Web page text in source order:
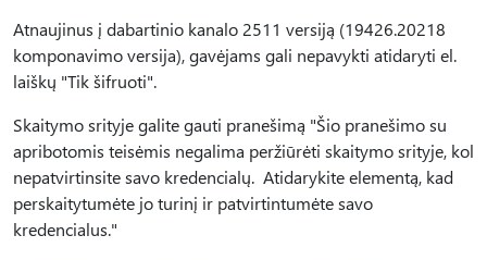
Atnaujinus į dabartinio kanalo 2511 versiją (19426.20218
komponavimo versija), gavėjams gali nepavykti atidaryti el.
laiškų "Tik šifruoti".
Skaitymo srityje galite gauti pranešimą "Šio pranešimo su
apribotomis teisėmis negalima peržiūrėti skaitymo srityje, kol
nepatvirtinsite savo kredencialų. Atidarykite elementą, kad
perskaitytumėte jo turinį ir patvirtintumėte savo
kredencialus."